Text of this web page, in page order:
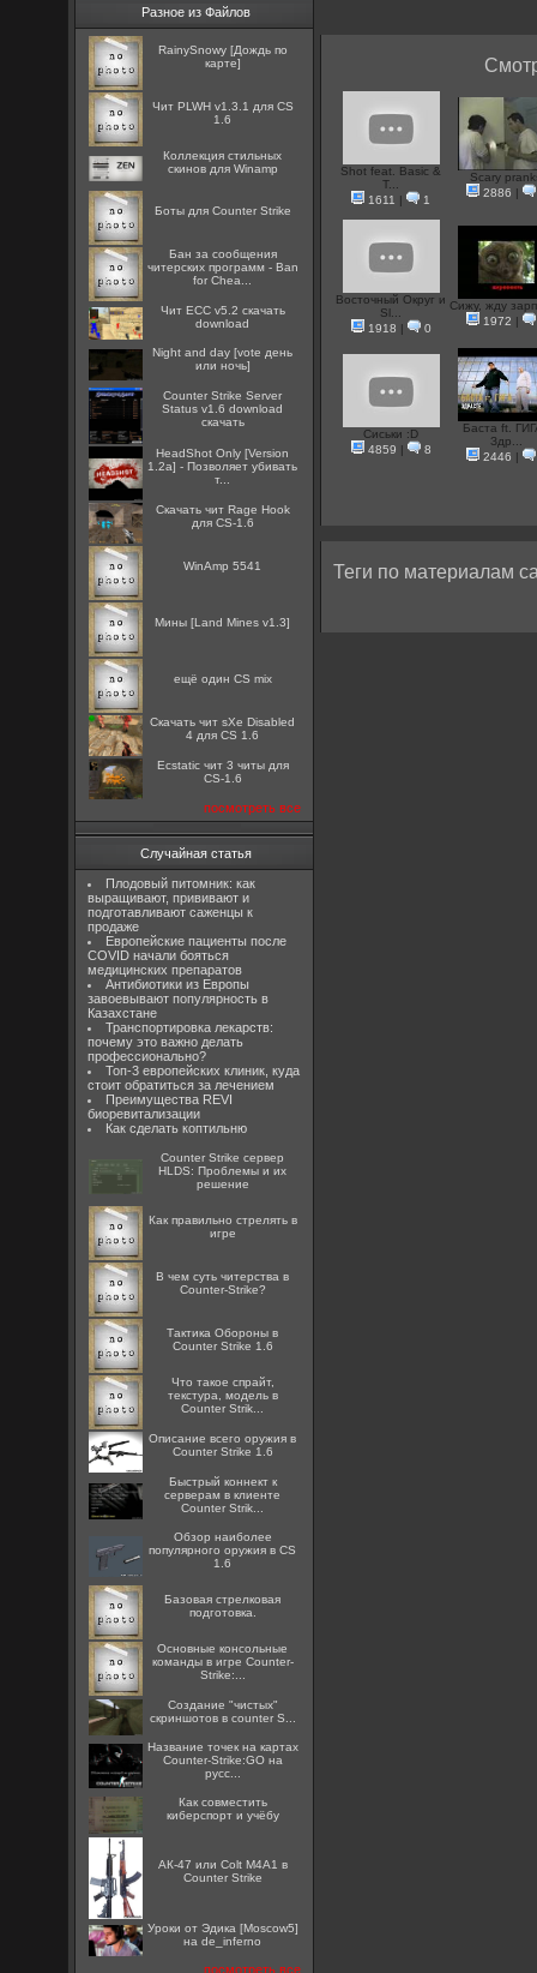
Разное из Файлов
RainySnowy [Дождь по
карте]
Чит PLWH v1.3.1 для CS
1.6
Коллекция стильных
скинов для Winamp
Боты для Counter Strike
Бан за сообщения
читерских программ - Ban
for Chea...
Чит ECC v5.2 скачать
download
Night and day [vote день
или ночь]
Counter Strike Server
Status v1.6 download
скачать
HeadShot Only [Version
1.2a] - Позволяет убивать
т...
Скачать чит Rage Hook
для CS-1.6
WinAmp 5541
Мины [Land Mines v1.3]
ещё один CS mix
Скачать чит sXe Disabled
4 для CS 1.6
Ecstatic чит 3 читы для
CS-1.6
посмотреть все
Случайная статья
Плодовый питомник: как
выращивают, прививают и
подготавливают саженцы к
продаже
Европейские пациенты после
COVID начали бояться
медицинских препаратов
Антибиотики из Европы
завоевывают популярность в
Казахстане
Транспортировка лекарств:
почему это важно делать
профессионально?
Топ-3 европейских клиник, куда
стоит обратиться за лечением
Преимущества REVI
биоревитализации
Как сделать коптильню
Counter Strike сервер
HLDS: Проблемы и их
решение
Как правильно стрелять в
игре
В чем суть читерства в
Counter-Strike?
Тактика Обороны в
Counter Strike 1.6
Что такое спрайт,
текстура, модель в
Counter Strik...
Описание всего оружия в
Counter Strike 1.6
Быстрый коннект к
серверам в клиенте
Counter Strik...
Обзор наиболее
популярного оружия в CS
1.6
Базовая стрелковая
подготовка.
Основные консольные
команды в игре Counter-
Strike:...
Создание "чистых"
скриншотов в counter S...
Название точек на картах
Counter-Strike:GO на
русс...
Как совместить
киберспорт и учёбу
АК-47 или Colt M4A1 в
Counter Strike
Уроки от Эдика [Moscow5]
на de_inferno
посмотреть все
Shot feat. Basic &
Т...
1611 | 1
Scary
2886 |
Восточный Округ и
Sl...
1918 | 0
Cижу, жду
1972 |
Сиськи :D
4859 | 8
Баста ft.
Здр...
2446 |
Теги по материалам